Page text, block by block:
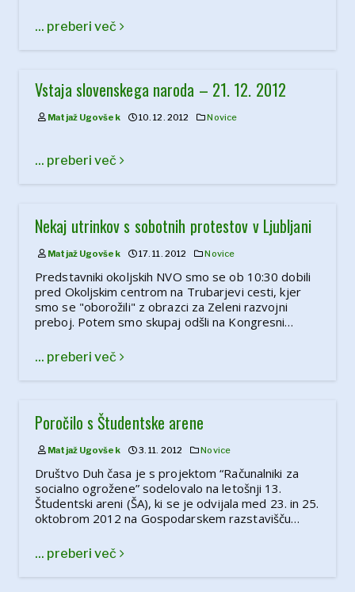
... preberi več
Vstaja slovenskega naroda – 21. 12. 2012
Matjaž Ugovšek 10. 12. 2012 Novice
... preberi več
Nekaj utrinkov s sobotnih protestov v Ljubljani
Matjaž Ugovšek 17. 11. 2012 Novice
Predstavniki okoljskih NVO smo se ob 10:30 dobili
pred Okoljskim centrom na Trubarjevi cesti, kjer
smo se "oborožili" z obrazci za Zeleni razvojni
preboj. Potem smo skupaj odšli na Kongresni…
... preberi več
Poročilo s Študentske arene
Matjaž Ugovšek 3. 11. 2012 Novice
Društvo Duh časa je s projektom “Računalniki za
socialno ogrožene” sodelovalo na letošnji 13.
Študentski areni (ŠA), ki se je odvijala med 23. in 25.
oktobrom 2012 na Gospodarskem razstavišču…
... preberi več